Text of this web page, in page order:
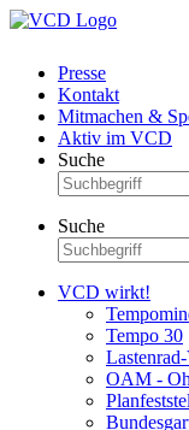
Presse
Kontakt
Mitmachen &
Aktiv im VCD
Suche
Suche
VCD wirkt!
Tempo 30
OAM -